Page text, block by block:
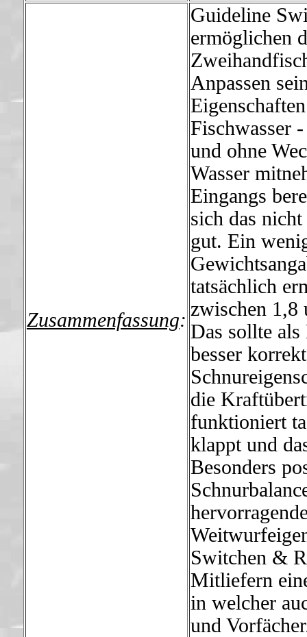
Zusammenfassung:
Guideline
ermöglichen
Anpassen
Fischwasser
und ohne
Wasser
Eingangs
sich das
gut. Ein
tatsächlich
zwischen 1,8
Das sollte
besser
die
funktioniert
klappt und
Besonders
Switchen &
Mitliefern
in welcher
und